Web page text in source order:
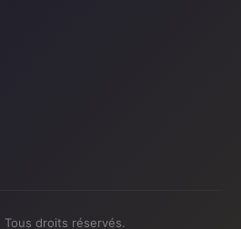
Tous droits réservés.